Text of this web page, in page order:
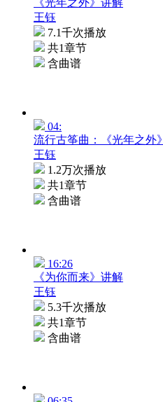
《光年之外》讲解
王钰
7.1千次播放
共1章节
含曲谱
04:
流行古筝曲：《光年之外》
王钰
1.2万次播放
共1章节
含曲谱
16:26
《为你而来》讲解
王钰
5.3千次播放
共1章节
含曲谱